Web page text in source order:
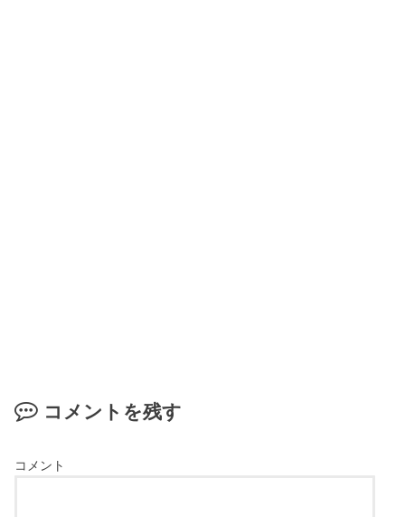
コメントを残す
コメント